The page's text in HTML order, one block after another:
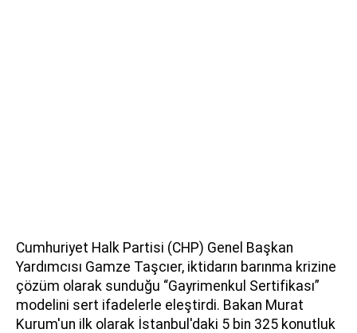
Cumhuriyet Halk Partisi (CHP) Genel Başkan
Yardımcısı Gamze Taşcıer, iktidarın barınma krizine
çözüm olarak sunduğu “Gayrimenkul Sertifikası”
modelini sert ifadelerle eleştirdi. Bakan Murat
Kurum'un ilk olarak İstanbul'daki 5 bin 325 konutluk